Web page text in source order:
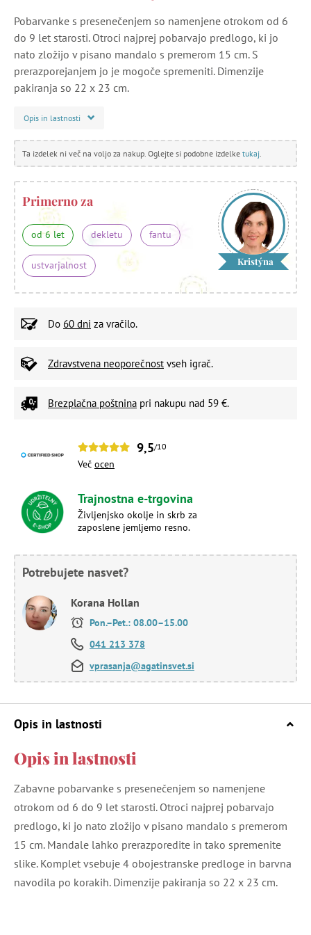
Pobarvanke s presenečenjem so namenjene otrokom od 6
do 9 let starosti. Otroci najprej pobarvajo predlogo, ki jo
nato zložijo v pisano mandalo s premerom 15 cm. S
prerazporejanjem jo je mogoče spremeniti. Dimenzije
pakiranja so 22 x 23 cm.
Opis in lastnosti
Ta izdelek ni več na voljo za nakup. Oglejte si podobne izdelke tukaj
Primerno za
od 6 let dekletu fantu
ustvarjalnost Kristýna
Do 60 dni za vračilo.
Zdravstvena neoporečnost vseh igrač.
Brezplačna poštnina pri nakupu nad 59 €.
9,5/10
Več ocen
Trajnostna e-trgovina
Življenjsko okolje in skrb za
zaposlene jemljemo resno.
Potrebujete nasvet?
Korana Hollan
Pon.–Pet.: 08.00–15.00
041 213 378
vprasanja@agatinsvet.si
Opis in lastnosti
Opis in lastnosti
Zabavne pobarvanke s presenečenjem so namenjene
otrokom od 6 do 9 let starosti. Otroci najprej pobarvajo
predlogo, ki jo nato zložijo v pisano mandalo s premerom
15 cm. Mandale lahko prerazporedite in tako spremenite
slike. Komplet vsebuje 4 obojestranske predloge in barvna
navodila po korakih. Dimenzije pakiranja so 22 x 23 cm.